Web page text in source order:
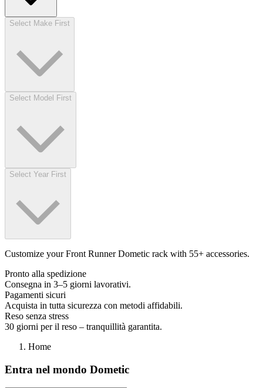
Select Make First
Select Model First
Select Year First
Customize your Front Runner Dometic rack with 55+ accessories.
Pronto alla spedizione
Consegna in 3–5 giorni lavorativi.
Pagamenti sicuri
Acquista in tutta sicurezza con metodi affidabili.
Reso senza stress
30 giorni per il reso – tranquillità garantita.
Home
Entra nel mondo Dometic